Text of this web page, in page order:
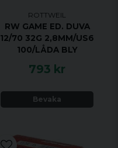
ROTTWEIL
RW GAME ED. DUVA
12/70 32G 2,8MM/US6
100/LÅDA BLY
793 kr
Bevaka